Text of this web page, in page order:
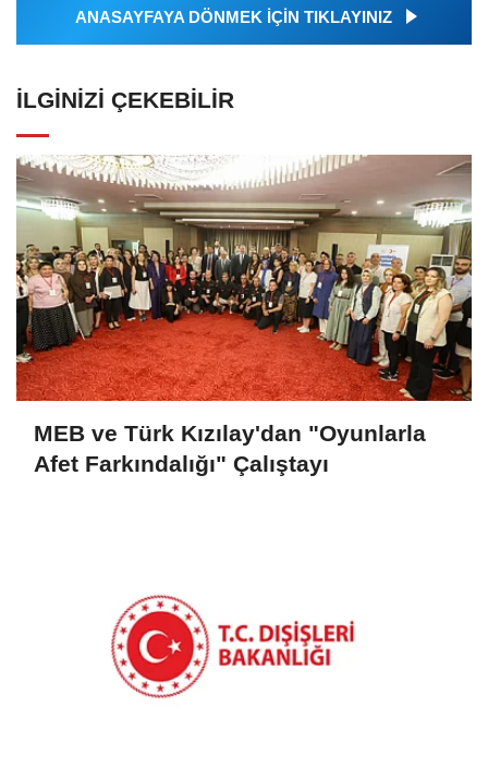
ANASAYFAYA DÖNMEK İÇİN TIKLAYINIZ
İLGINIZI ÇEKEBILIR
MEB ve Türk Kızılay'dan "Oyunlarla
Afet Farkındalığı" Çalıştayı